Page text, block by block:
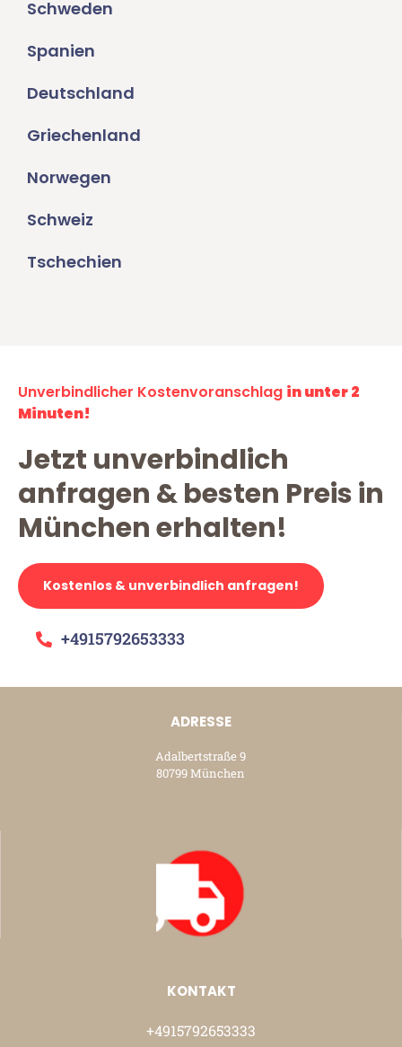
Schweden
Spanien
Deutschland
Griechenland
Norwegen
Schweiz
Tschechien
Unverbindlicher Kostenvoranschlag in unter 2
Minuten!
Jetzt unverbindlich
anfragen & besten Preis in
München erhalten!
Kostenlos & unverbindlich anfragen!
+4915792653333
ADRESSE
Adalbertstraße 9
80799 München
KONTAKT
+4915792653333